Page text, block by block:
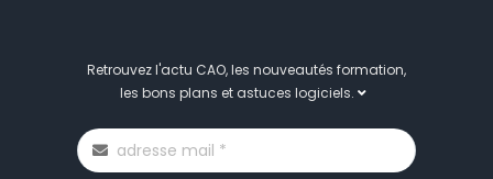
Retrouvez l'actu CAO, les nouveautés formation,
les bons plans et astuces logiciels.